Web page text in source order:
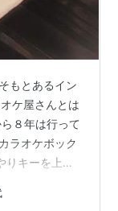
もとあるイン
ケ屋さんとは
８年は行って
ラオケボック
りキーを上げ
て、起きた